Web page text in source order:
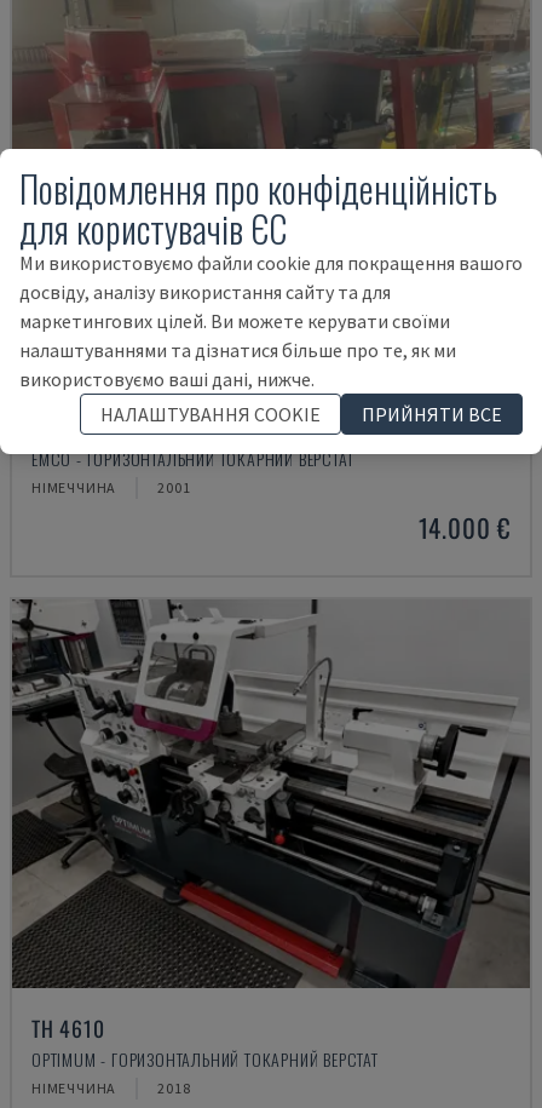
EMCOMAT 200X1000
EMCO - ГОРИЗОНТАЛЬНИЙ ТОКАРНИЙ ВЕРСТАТ
НІМЕЧЧИНА 2001
14.000 €
TH 4610
OPTIMUM - ГОРИЗОНТАЛЬНИЙ ТОКАРНИЙ ВЕРСТАТ
НІМЕЧЧИНА 2018
Повідомлення про конфіденційність
для користувачів ЄС
Ми використовуємо файли cookie для покращення вашого
досвіду, аналізу використання сайту та для
маркетингових цілей. Ви можете керувати своїми
налаштуваннями та дізнатися більше про те, як ми
використовуємо ваші дані, нижче.
НАЛАШТУВАННЯ COOKIE
ПРИЙНЯТИ ВСЕ